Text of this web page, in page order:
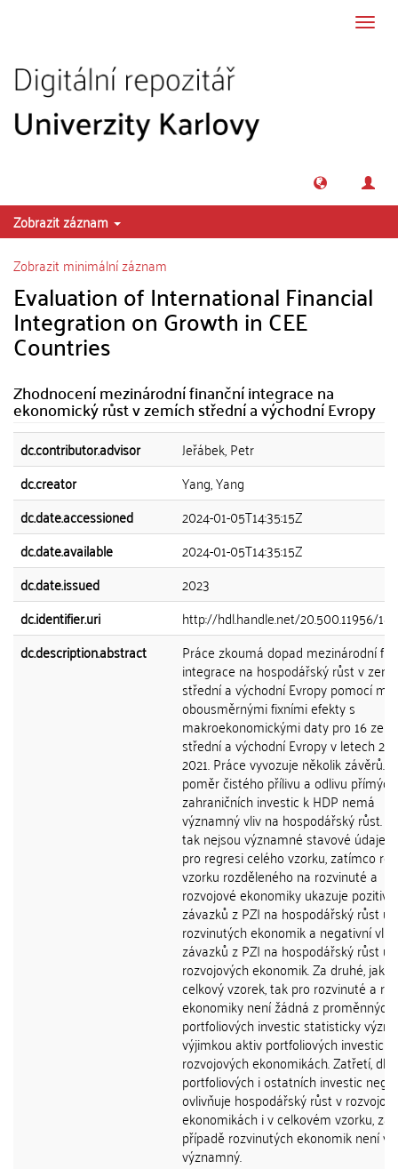
Zobrazit záznam
Zobrazit minimální záznam
Evaluation of International Financial
Integration on Growth in CEE
Countries
Zhodnocení mezinárodní finanční integrace na
ekonomický růst v zemích střední a východní Evropy
dc.contributor.advisor
Jeřábek, Petr
dc.creator
Yang, Yang
dc.date.accessioned
2024-01-05T14:35:15Z
dc.date.available
2024-01-05T14:35:15Z
dc.date.issued
2023
dc.identifier.uri
http://hdl.handle.net/20.500.11956/
dc.description.abstract
Práce zkoumá dopad mezinárodní
integrace na hospodářský růst v
střední a východní Evropy pomocí
obousměrnými fixními efekty s
makroekonomickými daty pro 16 zemí
střední a východní Evropy v letech
2021. Práce vyvozuje několik závěrů.
poměr čistého přílivu a odlivu přímých
zahraničních investic k HDP nemá
významný vliv na hospodářský růst.
tak nejsou významné stavové údaje
pro regresi celého vzorku, zatímco
vzorku rozděleného na rozvinuté a
rozvojové ekonomiky ukazuje
závazků z PZI na hospodářský růst u
rozvinutých ekonomik a negativní vliv
závazků z PZI na hospodářský růst u
rozvojových ekonomik. Za druhé, jak
celkový vzorek, tak pro rozvinuté a
ekonomiky není žádná z
portfoliových investic statisticky
výjimkou aktiv portfoliových investic v
rozvojových ekonomikách. Zatřetí,
portfoliových i ostatních investic
ovlivňuje hospodářský růst v
ekonomikách i v celkovém vzorku,
případě rozvinutých ekonomik není
významný.